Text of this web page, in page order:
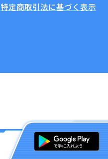
特定商取引法に基づく表示